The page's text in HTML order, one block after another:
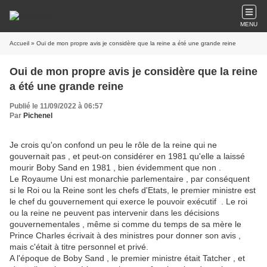
MENU
Accueil » Oui de mon propre avis je considère que la reine a été une grande reine
Oui de mon propre avis je considère que la reine
a été une grande reine
Publié le 11/09/2022 à 06:57
Par Pichenel
Je crois qu'on confond un peu le rôle de la reine qui ne
gouvernait pas , et peut-on considérer en 1981 qu'elle a laissé
mourir Boby Sand en 1981 , bien évidemment que non .
Le Royaume Uni est monarchie parlementaire , par conséquent
si le Roi ou la Reine sont les chefs d'Etats, le premier ministre est
le chef du gouvernement qui exerce le pouvoir exécutif . Le roi
ou la reine ne peuvent pas intervenir dans les décisions
gouvernementales , même si comme du temps de sa mère le
Prince Charles écrivait à des ministres pour donner son avis ,
mais c'était à titre personnel et privé.
A l'époque de Boby Sand , le premier ministre était Tatcher , et